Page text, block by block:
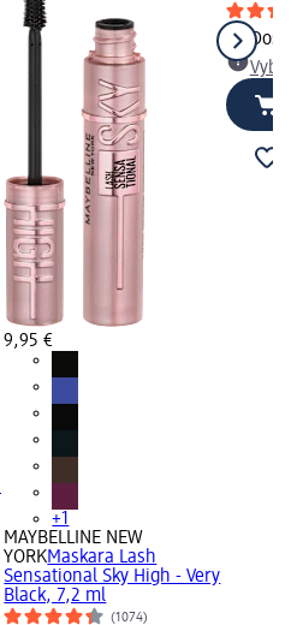
9,95 €
+1
MAYBELLINE NEW
YORKMaskara Lash
Sensational Sky High - Very
Black, 7,2 ml
(1074)